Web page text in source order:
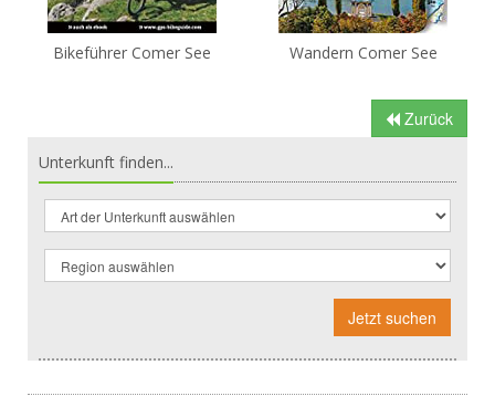
Bikeführer Comer See Wandern Comer See
Zurück
Unterkunft finden...
Jetzt suchen